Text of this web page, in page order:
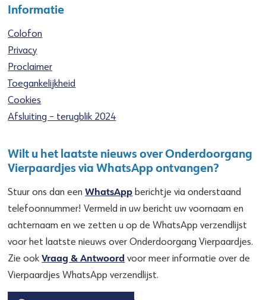
Informatie
Colofon
Privacy
Proclaimer
Toegankelijkheid
Cookies
Afsluiting – terugblik 2024
Wilt u het laatste nieuws over Onderdoorgang
Vierpaardjes via WhatsApp ontvangen?
Stuur ons dan eenWhatsApp berichtje via onderstaand
telefoonnummer! Vermeld in uw bericht uw voornaam en
achternaam en we zetten u op de WhatsApp verzendlijst
voor het laatste nieuws over Onderdoorgang Vierpaardjes.
Zie ookVraag & Antwoord voor meer informatie over de
Vierpaardjes WhatsApp verzendlijst.